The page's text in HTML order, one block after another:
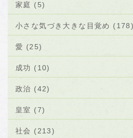
家庭 (5)
小さな気づき大きな目覚め (178)
愛 (25)
成功 (10)
政治 (42)
皇室 (7)
社会 (213)